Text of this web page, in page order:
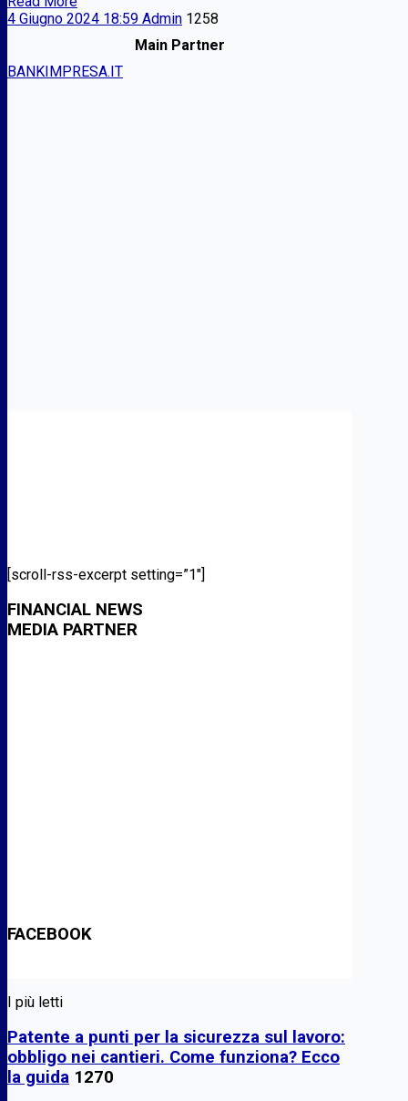
4 Giugno 2024 18:59 Admin 1258
Main Partner
BANKIMPRESA.IT
[scroll-rss-excerpt setting=”1″]
FINANCIAL NEWS
MEDIA PARTNER
FACEBOOK
I più letti
Patente a punti per la sicurezza sul lavoro:
obbligo nei cantieri. Come funziona? Ecco
la guida 1270